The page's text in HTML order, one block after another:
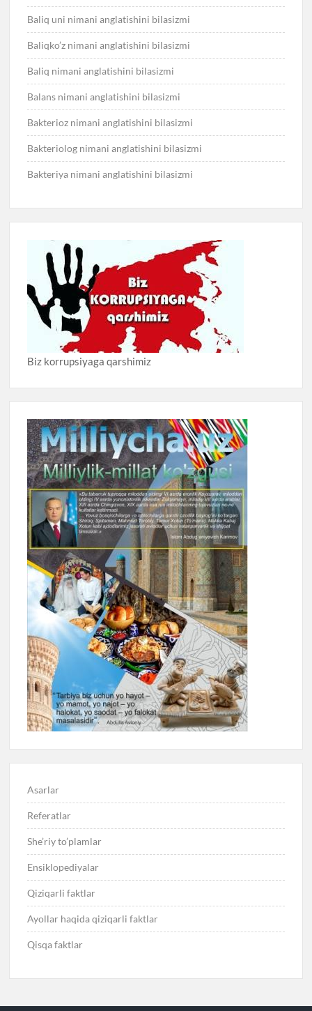
Baliq uni nimani anglatishini bilasizmi
Baliqko’z nimani anglatishini bilasizmi
Baliq nimani anglatishini bilasizmi
Balans nimani anglatishini bilasizmi
Bakterioz nimani anglatishini bilasizmi
Bakteriolog nimani anglatishini bilasizmi
Bakteriya nimani anglatishini bilasizmi
Biz korrupsiyaga qarshimiz
Asarlar
Referatlar
She’riy to’plamlar
Ensiklopediyalar
Qiziqarli faktlar
Ayollar haqida qiziqarli faktlar
Qisqa faktlar